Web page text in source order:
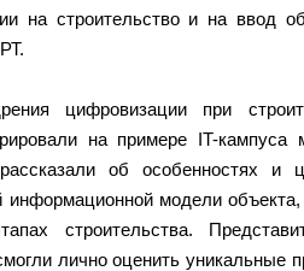
на строительство и на ввод
цифровизации при
на примере IT-
об особенностях и
информационной модели
строительства.
лично оценить уникальные